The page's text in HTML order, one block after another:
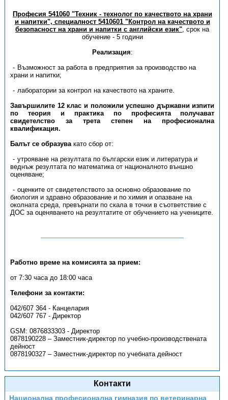
Професия 541060 "Техник - технолог по качеството на храни
и напитки", специалност 5410601 "Контрол на качеството и
безопасност на храни и напитки с английски език", срок на
обучение - 5 години
Реализация:
Възможност за работа в предприятия за производство на
храни и напитки;
лаборатории за контрол на качеството на храните.
Завършилите 12 клас и положили успешно държавни изпити
по теория и практика по професията получават
свидетелство за трета степен на професионална
квалификация.
Балът се образувакато сбор от:
утрояване на резултата по български език и литература и
веднъж резултата по математика от националното външно
оценяване;
оценките от свидетелството за основно образование по
биология и здравно образование и по химия и опазване на
околната среда, превърнати по скала в точки в съответствие с
ДОС за оценяването на резултатите от обучението на учениците.
Работно време на комисията за прием:
от 7:30 часа до 18:00 часа
Телефони за контакти:
042/607 364 - Канцелария
042/607 767 - Директор
GSM: 0876833303 - Директор
0878190228 – Заместник-директор по учебно-производствената
дейност
0878190327 – Заместник-директор по учебната дейност
Контакти
Национална професионална гимназия по ветеринарна